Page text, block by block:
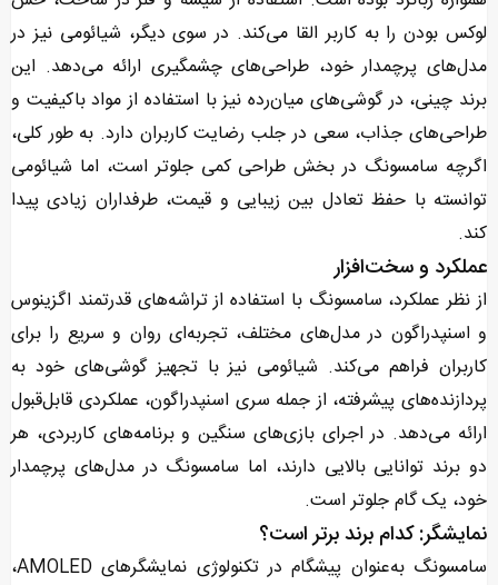
لوکس بودن را به کاربر القا می‌کند. در سوی دیگر، شیائومی نیز در
مدل‌های پرچمدار خود، طراحی‌های چشمگیری ارائه می‌دهد. این
برند چینی، در گوشی‌های میان‌رده نیز با استفاده از مواد باکیفیت و
طراحی‌های جذاب، سعی در جلب رضایت کاربران دارد. به طور کلی،
اگرچه سامسونگ در بخش طراحی کمی جلوتر است، اما شیائومی
توانسته با حفظ تعادل بین زیبایی و قیمت، طرفداران زیادی پیدا
کند.
عملکرد و سخت‌افزار
از نظر عملکرد، سامسونگ با استفاده از تراشه‌های قدرتمند اگزینوس
و اسنپدراگون در مدل‌های مختلف، تجربه‌ای روان و سریع را برای
کاربران فراهم می‌کند. شیائومی نیز با تجهیز گوشی‌های خود به
پردازنده‌های پیشرفته، از جمله سری اسنپدراگون، عملکردی قابل‌قبول
ارائه می‌دهد. در اجرای بازی‌های سنگین و برنامه‌های کاربردی، هر
دو برند توانایی بالایی دارند، اما سامسونگ در مدل‌های پرچمدار
خود، یک گام جلوتر است.
نمایشگر: کدام برند برتر است؟
سامسونگ به‌عنوان پیشگام در تکنولوژی نمایشگرهای AMOLED،